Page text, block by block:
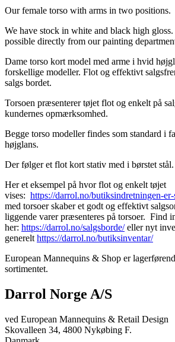
Our female torso with arms in two positions.
We have stock in white and black high
possible directly from our painting
Dame torso kort model med arme i hvid
forskellige modeller. Flot og effektivt
salgs bordet.
Torsoen præsenterer tøjet flot og enkelt på
kundernes opmærksomhed.
Begge torso modeller findes som standard i
højglans.
Der følger et flot kort stativ med i børstet stål.
Her et eksempel på hvor flot og enkelt tøjet
vises: https://darrol.no/butiksindretningen-
med torsoer skaber et godt og effektivt
liggende varer præsenteres på torsoer. Find
her: https://darrol.no/salgsborde/eller nyt
generelt https://darrol.no/butiksinventar/
European Mannequins & Shop er
sortimentet.
Darrol Norge A/S
ved European Mannequins & Retail Design
Skovalleen 34, 4800 Nykøbing F.